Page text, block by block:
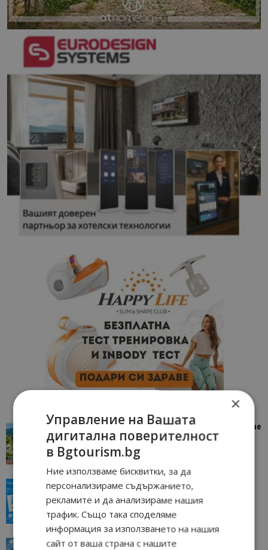
“Пощенска картичка от…”: Петрич – Изживяване
отвъд очакваното
Петрич 11/07/2026 11:22
“Пощенска картичка от…”: Пловдив, градът на
Пловдив 23/06/2026 10:00
“Пощенска картичка от…”: Перник – град на
×
Управление на Вашата
дигитална поверителност
в Bgtourism.bg
Ние използваме бисквитки, за да
персонализираме съдържанието,
рекламите и да анализираме нашия
трафик. Също така споделяме
информация за използването на нашия
сайт от ваша страна с нашите